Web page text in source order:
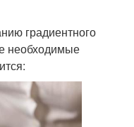
градиентного
необходимые